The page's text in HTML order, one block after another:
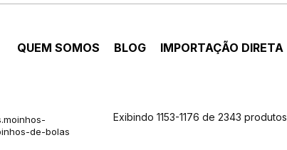
QUEM SOMOS BLOG IMPORTAÇÃO DIRETA
de-bolas
Exibindo 1153-1176 de 2343 produtos